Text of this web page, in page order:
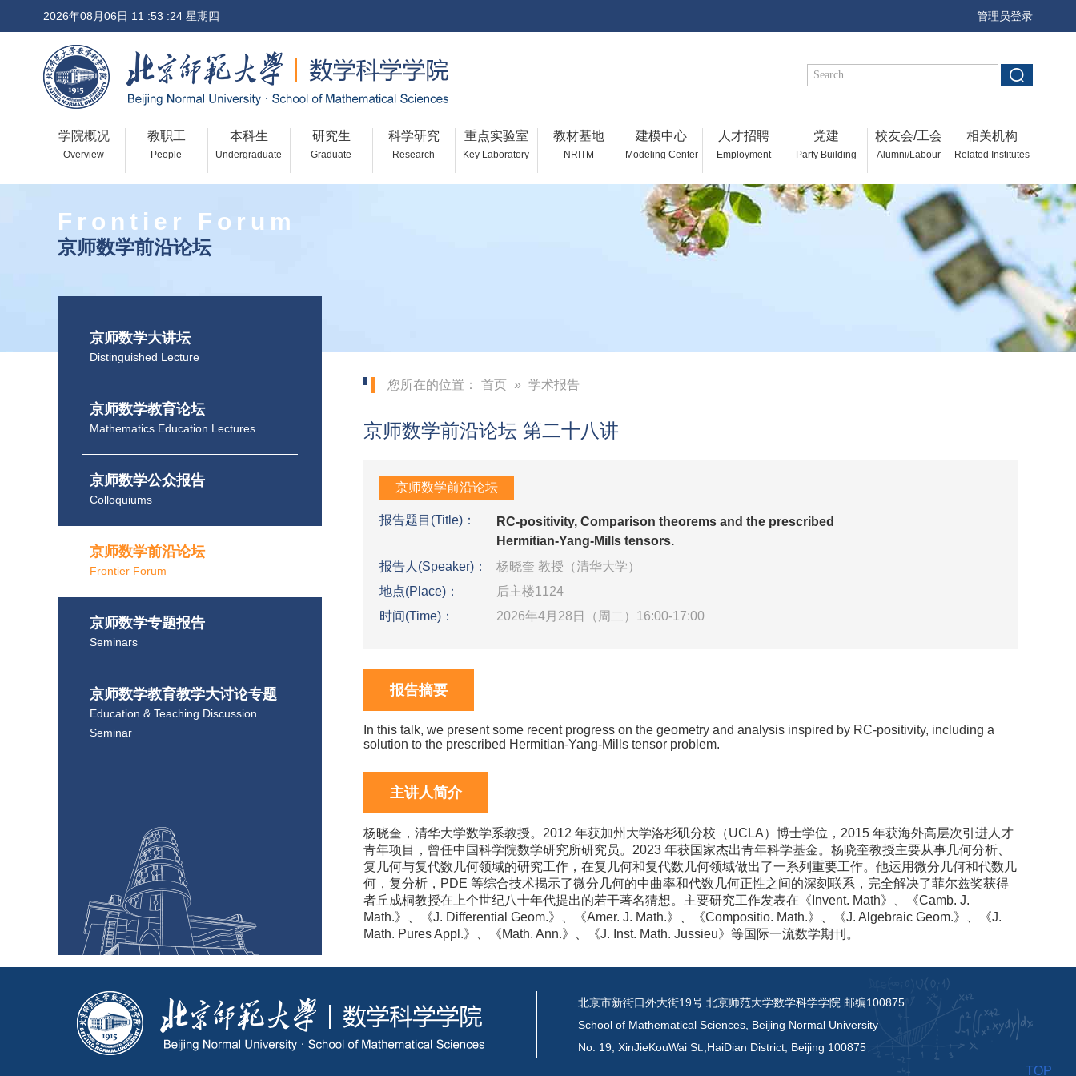
2026年08月06日 11 :53 :24 星期四 管理员登录
学院概况
Overview
教职工
People
本科生
Undergraduate
研究生
Graduate
科学研究
Research
重点实验室
Key Laboratory
教材基地
NRITM
建模中心
Modeling Center
人才招聘
Employment
党建
Party Building
校友会/工会
Alumni/Labour
相关机构
Related Institutes
Frontier Forum
京师数学前沿论坛
京师数学大讲坛
Distinguished Lecture
京师数学教育论坛
Mathematics Education Lectures
京师数学公众报告
Colloquiums
京师数学前沿论坛
Frontier Forum
京师数学专题报告
Seminars
京师数学教育教学大讨论专题
Education & Teaching Discussion
Seminar
您所在的位置： 首页 » 学术报告
京师数学前沿论坛 第二十八讲
京师数学前沿论坛
报告题目(Title)：
RC-positivity, Comparison theorems and the prescribed
Hermitian-Yang-Mills tensors.
报告人(Speaker)：
杨晓奎 教授（清华大学）
地点(Place)：
后主楼1124
时间(Time)：
2026年4月28日（周二）16:00-17:00
报告摘要
In this talk, we present some recent progress on the geometry and analysis inspired by RC-positivity, including a
solution to the prescribed Hermitian-Yang-Mills tensor problem.
主讲人简介
杨晓奎，清华大学数学系教授。2012 年获加州大学洛杉矶分校（UCLA）博士学位，2015 年获海外高层次引进人才
青年项目，曾任中国科学院数学研究所研究员。2023 年获国家杰出青年科学基金。杨晓奎教授主要从事几何分析、
复几何与复代数几何领域的研究工作，在复几何和复代数几何领域做出了一系列重要工作。他运用微分几何和代数几
何，复分析，PDE 等综合技术揭示了微分几何的中曲率和代数几何正性之间的深刻联系，完全解决了菲尔兹奖获得
者丘成桐教授在上个世纪八十年代提出的若干著名猜想。主要研究工作发表在《Invent. Math》、《Camb. J.
Math.》、《J. Differential Geom.》、《Amer. J. Math.》、《Compositio. Math.》、《J. Algebraic Geom.》、《J.
Math. Pures Appl.》、《Math. Ann.》、《J. Inst. Math. Jussieu》等国际一流数学期刊。
北京市新街口外大街19号 北京师范大学数学科学学院 邮编100875
School of Mathematical Sciences, Beijing Normal University
No. 19, XinJieKouWai St.,HaiDian District, Beijing 100875
TOP